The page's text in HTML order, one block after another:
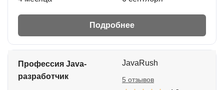
Подробнее
Профессия Java-
разработчик
JavaRush
5 отзывов